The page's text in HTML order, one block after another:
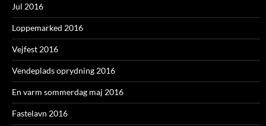
Jul 2016
Loppemarked 2016
Vejfest 2016
Vendeplads oprydning 2016
En varm sommerdag maj 2016
Fastelavn 2016